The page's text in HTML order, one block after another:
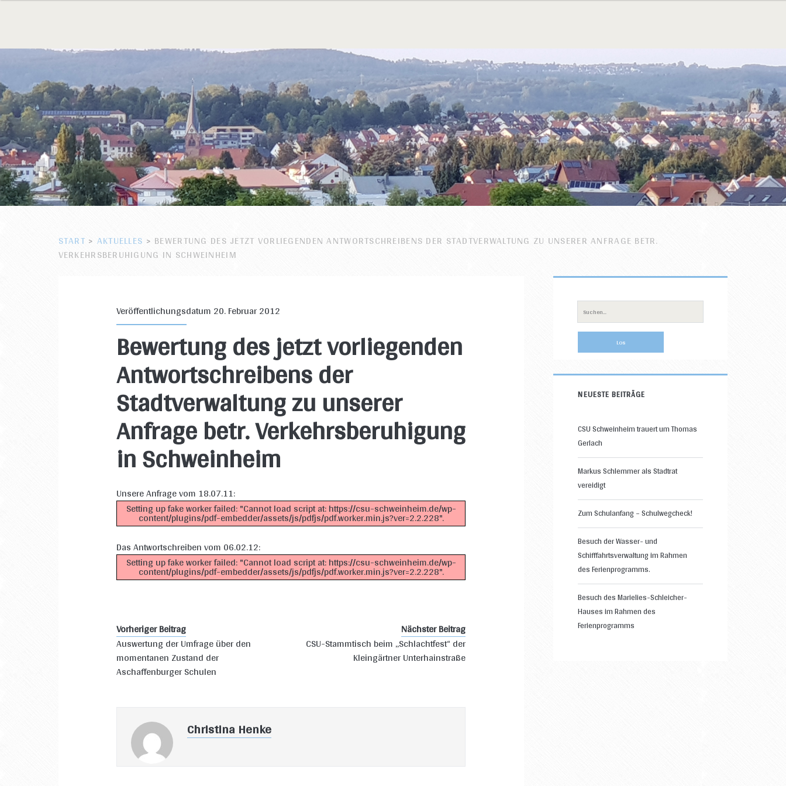
START > AKTUELLES > BEWERTUNG DES JETZT VORLIEGENDEN ANTWORTSCHREIBENS DER STADTVERWALTUNG ZU UNSERER ANFRAGE BETR.
VERKEHRSBERUHIGUNG IN SCHWEINHEIM
Veröffentlichungsdatum 20. Februar 2012
Bewertung des jetzt vorliegenden
Antwortschreibens der
Stadtverwaltung zu unserer
Anfrage betr. Verkehrsberuhigung
in Schweinheim
Unsere Anfrage vom 18.07.11:
Setting up fake worker failed: "Cannot load script at: https://csu-schweinheim.de/wp-
content/plugins/pdf-embedder/assets/js/pdfjs/pdf.worker.min.js?ver=2.2.228".
Das Antwortschreiben vom 06.02.12:
Setting up fake worker failed: "Cannot load script at: https://csu-schweinheim.de/wp-
content/plugins/pdf-embedder/assets/js/pdfjs/pdf.worker.min.js?ver=2.2.228".
Vorheriger Beitrag
Auswertung der Umfrage über den
momentanen Zustand der
Aschaffenburger Schulen
Nächster Beitrag
CSU-Stammtisch beim „Schlachtfest“ der
Kleingärtner Unterhainstraße
Christina Henke
Primäre
Sidebar
Suche
nach:
NEUESTE BEITRÄGE
CSU Schweinheim trauert um Thomas
Gerlach
Markus Schlemmer als Stadtrat
vereidigt
Zum Schulanfang – Schulwegcheck!
Besuch der Wasser- und
Schifffahrtsverwaltung im Rahmen
des Ferienprogramms.
Besuch des Marielies-Schleicher-
Hauses im Rahmen des
Ferienprogramms